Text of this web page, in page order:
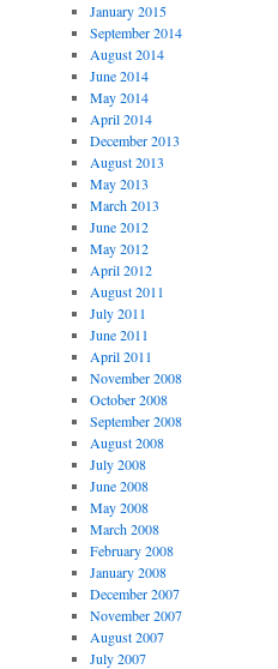
January 2015
September 2014
August 2014
June 2014
May 2014
April 2014
December 2013
August 2013
May 2013
March 2013
June 2012
May 2012
April 2012
August 2011
July 2011
June 2011
April 2011
November 2008
October 2008
September 2008
August 2008
July 2008
June 2008
May 2008
March 2008
February 2008
January 2008
December 2007
November 2007
August 2007
July 2007